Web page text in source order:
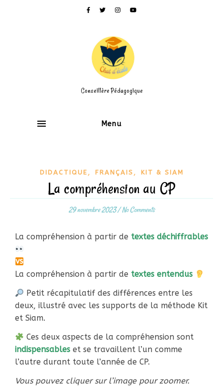
Conseillère Pédagogique
Menu
DIDACTIQUE , FRANÇAIS , KIT & SIAM
La compréhension au CP
29 novembre 2023/No Comments
La compréhension à partir de textes déchiffrables
La compréhension à partir de textes entendus
Petit récapitulatif des différences entre les
deux, illustré avec les supports de la méthode Kit
et Siam.
Ces deux aspects de la compréhension sont
indispensables et se travaillent l’un comme
l’autre durant toute l’année de CP.
Vous pouvez cliquer sur l’image pour zoomer.